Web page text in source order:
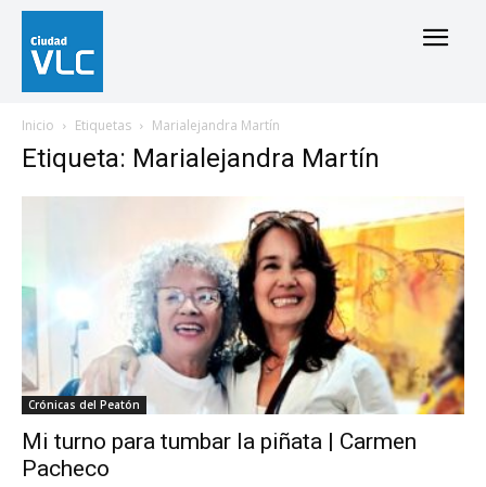
Inicio Etiquetas Marialejandra Martín
Etiqueta: Marialejandra Martín
Crónicas del Peatón
Mi turno para tumbar la piñata | Carmen
Pacheco